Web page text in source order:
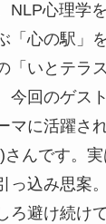
NLP心理学
「心の駅」
「いとテラ
今回のゲス
マに活躍さ
さんです。
っ込み思案
ろ避け続け